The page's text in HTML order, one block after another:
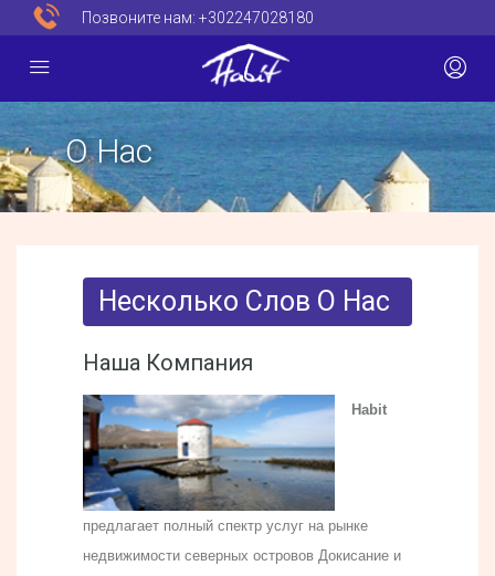
Позвоните нам: +302247028180
О Нас
Несколько Слов О Нас
Наша Компания
Habit
предлагает полный спектр услуг на рынке
недвижимости северных островов Докисание и